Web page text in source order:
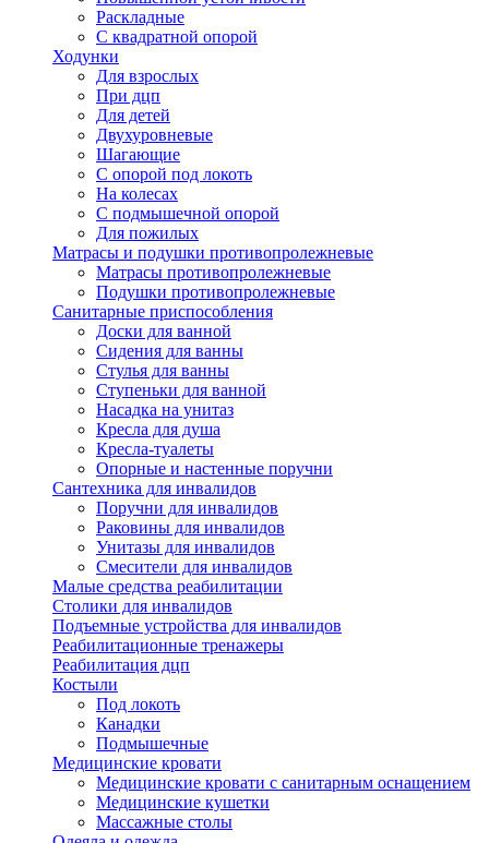
Раскладные
С квадратной опорой
Ходунки
Для взрослых
При дцп
Для детей
Двухуровневые
Шагающие
С опорой под локоть
На колесах
С подмышечной опорой
Для пожилых
Матрасы и подушки противопролежневые
Матрасы противопролежневые
Подушки противопролежневые
Санитарные приспособления
Доски для ванной
Сидения для ванны
Стулья для ванны
Ступеньки для ванной
Насадка на унитаз
Кресла для душа
Кресла-туалеты
Опорные и настенные поручни
Сантехника для инвалидов
Поручни для инвалидов
Раковины для инвалидов
Унитазы для инвалидов
Смесители для инвалидов
Малые средства реабилитации
Столики для инвалидов
Подъемные устройства для инвалидов
Реабилитационные тренажеры
Реабилитация дцп
Костыли
Под локоть
Канадки
Подмышечные
Медицинские кровати
Медицинские кровати с санитарным оснащением
Медицинские кушетки
Массажные столы